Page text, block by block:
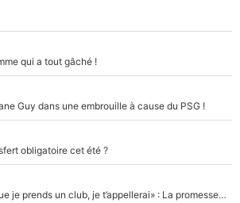
qui a tout gâché !
Guy dans une embrouille à cause du PSG !
obligatoire cet été ?
Mercato - OM - «Dès que je prends un club, je t’appellerai» : La promesse de Marcelino au moment de claquer la porte